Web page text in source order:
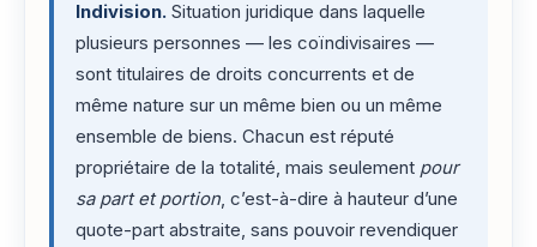
Indivision. Situation juridique dans laquelle
plusieurs personnes — les coïndivisaires —
sont titulaires de droits concurrents et de
même nature sur un même bien ou un même
ensemble de biens. Chacun est réputé
propriétaire de la totalité, mais seulement pour
sa part et portion, c’est-à-dire à hauteur d’une
quote-part abstraite, sans pouvoir revendiquer